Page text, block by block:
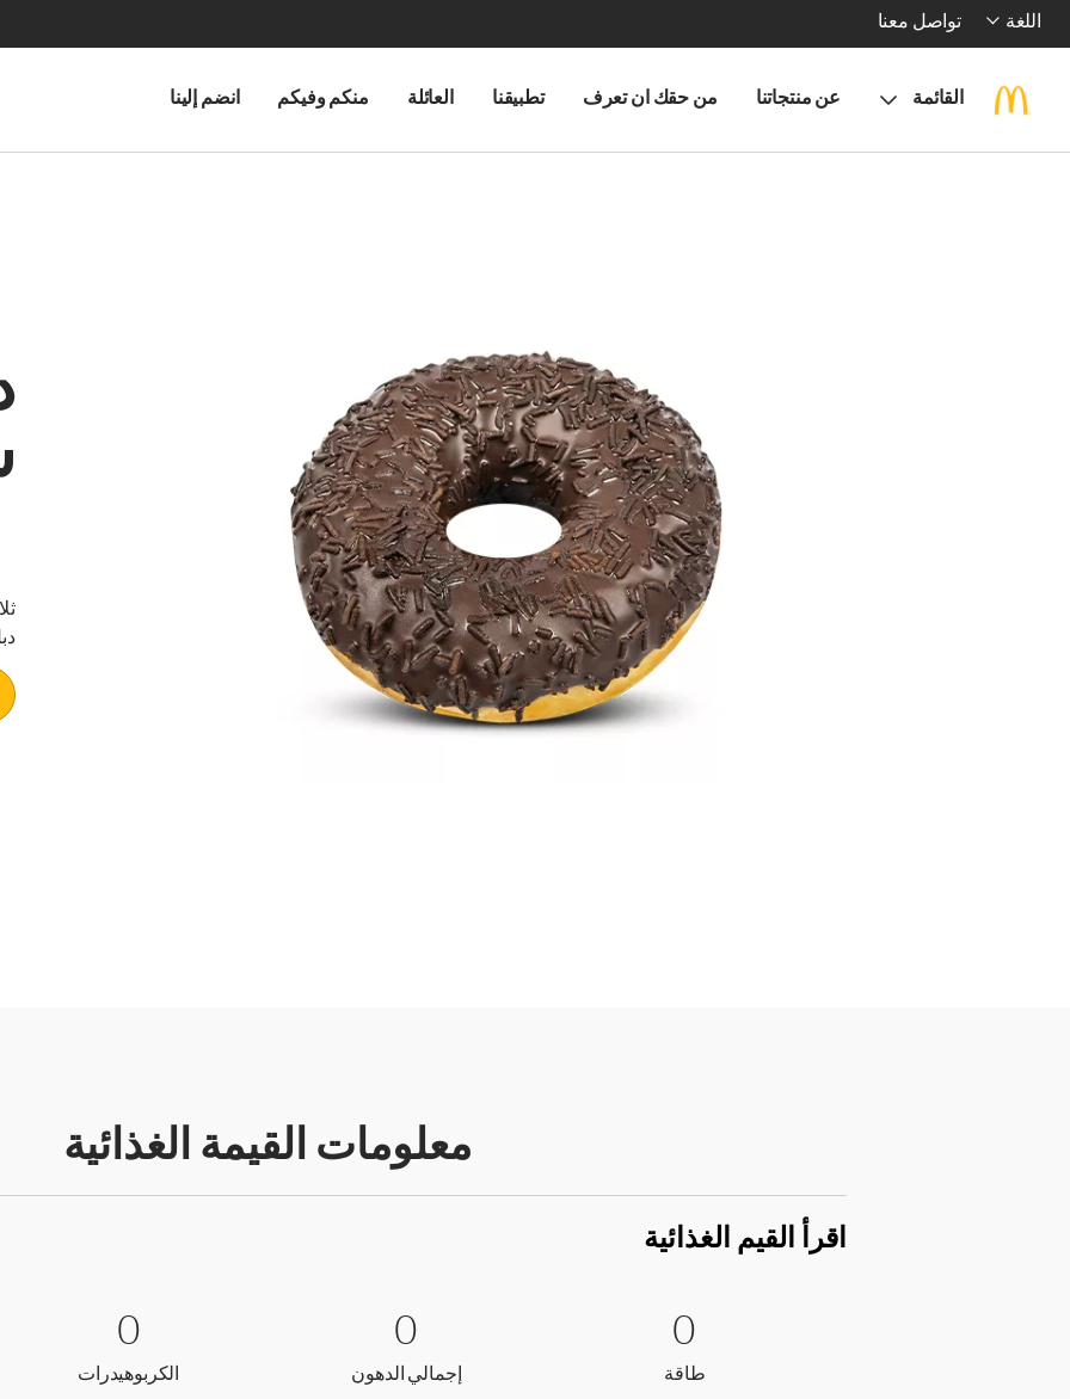
اللغة تواصل معنا
القائمة عن منتجاتنا من حقك ان تعرف تطبيقنا العائلة منكم وفيكم انضم إلينا
معلومات القيمة الغذائية
اقرأ القيم الغذائية
0 طاقة
0
0
طاقة
0 إجمالي الدهون
0
0
إجمالي الدهونإجمالي الدهون
0 الكربوهيدرات
0
الكربوهيدرات